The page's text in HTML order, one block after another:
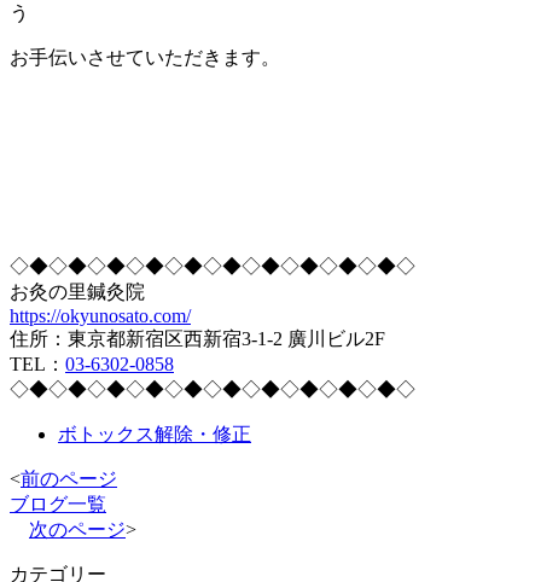
う
お手伝いさせていただきます。
◇◆◇◆◇◆◇◆◇◆◇◆◇◆◇◆◇◆◇◆◇
お灸の里鍼灸院
https://okyunosato.com/
住所：東京都新宿区西新宿3-1-2 廣川ビル2F
TEL： 03-6302-0858
◇◆◇◆◇◆◇◆◇◆◇◆◇◆◇◆◇◆◇◆◇
ボトックス解除・修正
<前のページ
ブログ一覧
次のページ>
カテゴリー